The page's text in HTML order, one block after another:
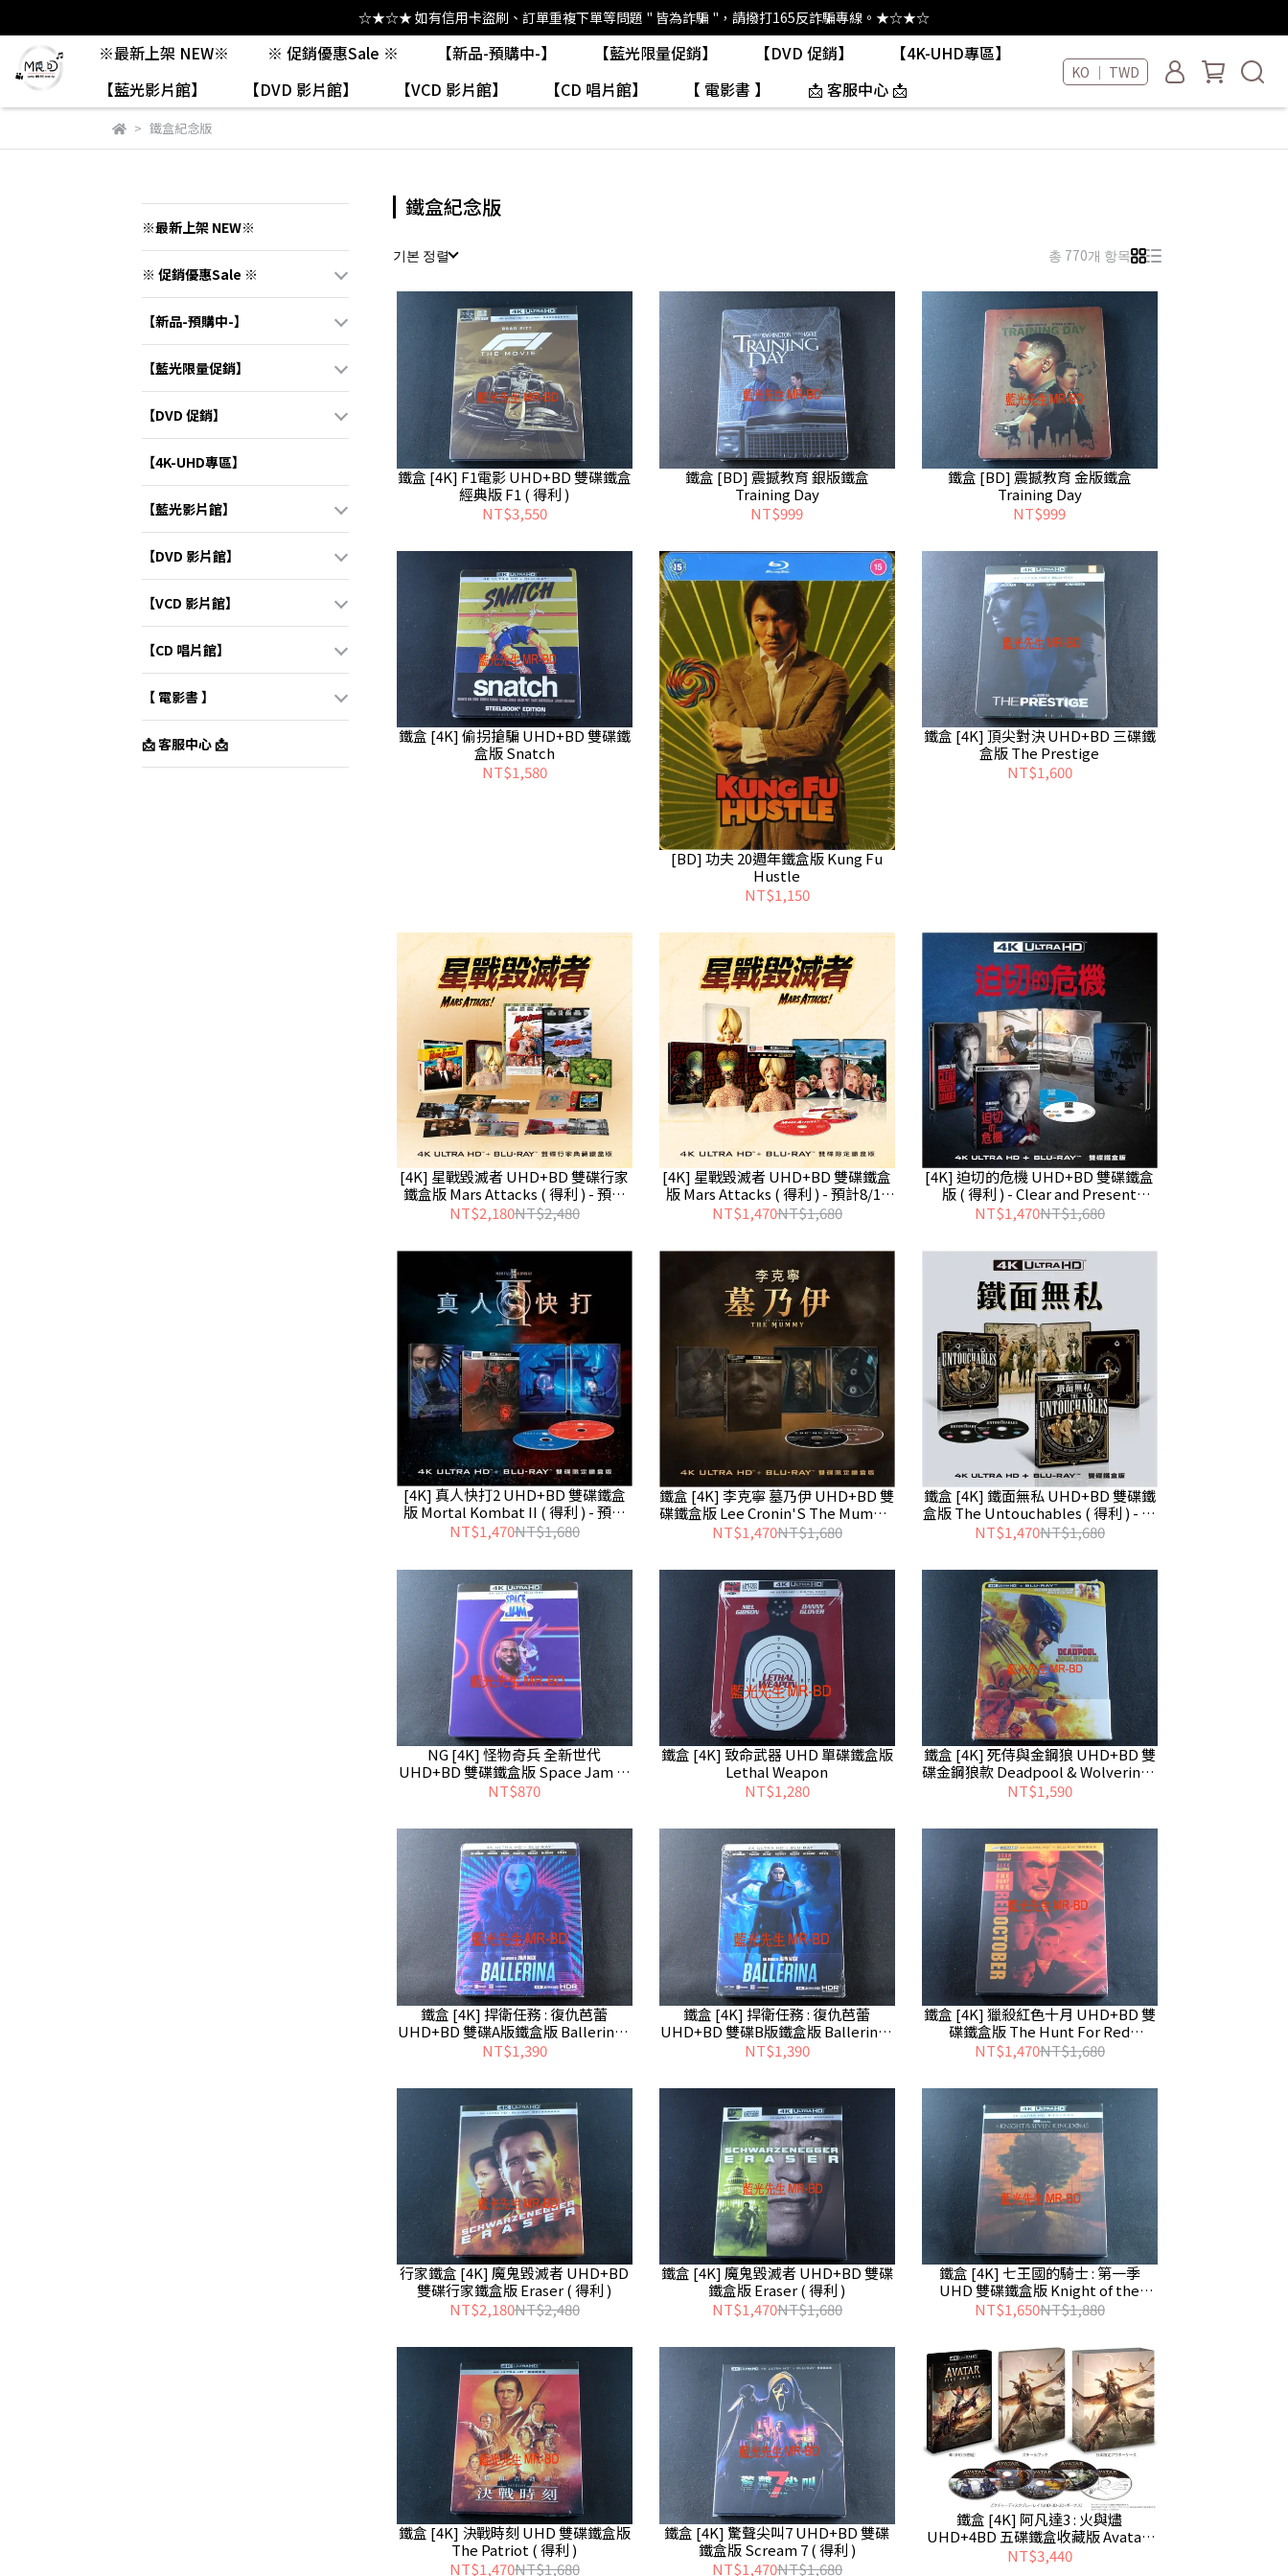
☆★☆★ 如有信用卡盜刷、訂單重複下單等問題 " 皆為詐騙 "，請撥打165反詐騙專線。★☆★☆
※最新上架 NEW※ ※ 促銷優惠Sale ※ 【新品-預購中-】 【藍光限量促銷】 【DVD 促銷】
【4K-UHD專區】
【藍光影片館】
【DVD 影片館】 【VCD 影片館】 【CD 唱片館】 【 電影書 】 📩 客服中心 📩
KO ｜ TWD
鐵盒紀念版
※最新上架 NEW※
※ 促銷優惠Sale ※
【新品-預購中-】
【藍光限量促銷】
【DVD 促銷】
【4K-UHD專區】
【藍光影片館】
【DVD 影片館】
【VCD 影片館】
【CD 唱片館】
【 電影書 】
📩 客服中心 📩
鐵盒紀念版
기본 정렬 총 770개 항목
鐵盒 [4K] F1電影 UHD+BD 雙碟鐵盒
經典版 F1 ( 得利 )
NT$3,550
鐵盒 [BD] 震撼教育 銀版鐵盒
Training Day
NT$999
鐵盒 [BD] 震撼教育 金版鐵盒
Training Day
NT$999
鐵盒 [4K] 偷拐搶騙 UHD+BD 雙碟鐵
盒版 Snatch
NT$1,580
[BD] 功夫 20週年鐵盒版 Kung Fu
Hustle
NT$1,150
鐵盒 [4K] 頂尖對決 UHD+BD 三碟鐵
盒版 The Prestige
NT$1,600
[4K] 星戰毀滅者 UHD+BD 雙碟行家
鐵盒版 Mars Attacks ( 得利 ) - 預計
8/14發行
NT$2,180NT$2,480
[4K] 星戰毀滅者 UHD+BD 雙碟鐵盒
版 Mars Attacks ( 得利 ) - 預計8/14
發行
NT$1,470NT$1,680
[4K] 迫切的危機 UHD+BD 雙碟鐵盒
版 ( 得利 ) - Clear and Present
Danger 預計8/10發行
NT$1,470NT$1,680
[4K] 真人快打2 UHD+BD 雙碟鐵盒
版 Mortal Kombat II ( 得利 ) - 預計
8/8發行
NT$1,470NT$1,680
鐵盒 [4K] 李克寧 墓乃伊 UHD+BD 雙
碟鐵盒版 Lee Cronin'S The Mummy
( 得利 ) - 預計7/17發行
NT$1,470NT$1,680
鐵盒 [4K] 鐵面無私 UHD+BD 雙碟鐵
盒版 The Untouchables ( 得利 ) - 預
計7/17發行
NT$1,470NT$1,680
NG [4K] 怪物奇兵 全新世代
UHD+BD 雙碟鐵盒版 Space Jam : A
New Legacy
NT$870
鐵盒 [4K] 致命武器 UHD 單碟鐵盒版
Lethal Weapon
NT$1,280
鐵盒 [4K] 死侍與金鋼狼 UHD+BD 雙
碟金鋼狼款 Deadpool & Wolverine -
無中文字幕
NT$1,590
鐵盒 [4K] 捍衛任務 : 復仇芭蕾
UHD+BD 雙碟A版鐵盒版 Ballerina -
無中文字幕
NT$1,390
鐵盒 [4K] 捍衛任務 : 復仇芭蕾
UHD+BD 雙碟B版鐵盒版 Ballerina -
無中文字幕
NT$1,390
鐵盒 [4K] 獵殺紅色十月 UHD+BD 雙
碟鐵盒版 The Hunt For Red
October ( 得利 )
NT$1,470NT$1,680
行家鐵盒 [4K] 魔鬼毀滅者 UHD+BD
雙碟行家鐵盒版 Eraser ( 得利 )
NT$2,180NT$2,480
鐵盒 [4K] 魔鬼毀滅者 UHD+BD 雙碟
鐵盒版 Eraser ( 得利 )
NT$1,470NT$1,680
鐵盒 [4K] 七王國的騎士 : 第一季
UHD 雙碟鐵盒版 Knight of the
Seven Kingdoms ( 得利 )
NT$1,650NT$1,880
鐵盒 [4K] 決戰時刻 UHD 雙碟鐵盒版
The Patriot ( 得利 )
NT$1,470NT$1,680
鐵盒 [4K] 驚聲尖叫7 UHD+BD 雙碟
鐵盒版 Scream 7 ( 得利 )
NT$1,470NT$1,680
鐵盒 [4K] 阿凡達3 : 火與燼
UHD+4BD 五碟鐵盒收藏版 Avatar :
Fire And Ash - 預計8/5發行 - 無中文
字幕
NT$3,440